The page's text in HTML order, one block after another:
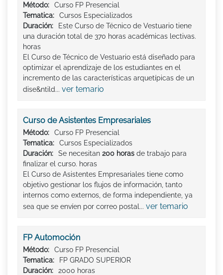
Método:
Curso FP Presencial
Tematica:
Cursos Especializados
Duración:
Este Curso de Técnico de Vestuario tiene
una duración total de 370 horas académicas lectivas.
horas
El Curso de Técnico de Vestuario está diseñado para
optimizar el aprendizaje de los estudiantes en el
incremento de las características arquetípicas de un
dise&ntild... ver temario
Curso de Asistentes Empresariales
Método:
Curso FP Presencial
Tematica:
Cursos Especializados
Duración:
Se necesitan 200 horas de trabajo para
finalizar el curso. horas
El Curso de Asistentes Empresariales tiene como
objetivo gestionar los flujos de información, tanto
internos como externos, de forma independiente, ya
sea que se envíen por correo postal... ver temario
FP Automoción
Método:
Curso FP Presencial
Tematica:
FP GRADO SUPERIOR
Duración:
2000 horas